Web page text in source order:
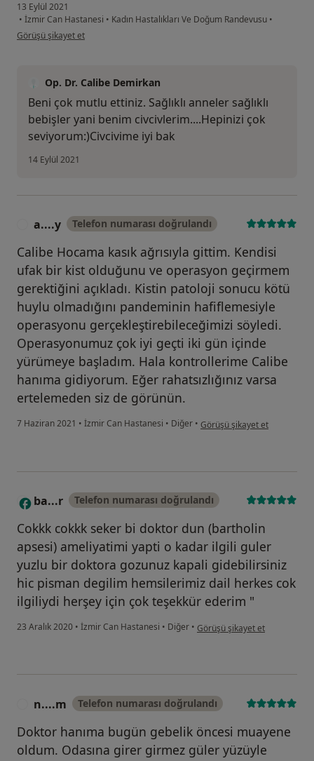
13 Eylül 2021
• İzmir Can Hastanesi • Kadın Hastalıkları Ve Doğum Randevusu •
kullanıcının görüşüne göre bu...n
Görüşü şikayet et
Op. Dr. Calibe Demirkan
Beni çok mutlu ettiniz. Sağlıklı anneler sağlıklı
bebişler yani benim civcivlerim....Hepinizi çok
seviyorum:)Civcivime iyi bak
14 Eylül 2021
a....y Telefon numarası doğrulandı
Calibe Hocama kasık ağrısıyla gittim. Kendisi
ufak bir kist olduğunu ve operasyon geçirmem
gerektiğini açıkladı. Kistin patoloji sonucu kötü
huylu olmadığını pandeminin hafiflemesiyle
operasyonu gerçekleştirebileceğimizi söyledi.
Operasyonumuz çok iyi geçti iki gün içinde
yürümeye başladım. Hala kontrollerime Calibe
hanıma gidiyorum. Eğer rahatsızlığınız varsa
ertelemeden siz de görünün.
7 Haziran 2021 • İzmir Can Hastanesi • Diğer • kullanıcının görüşüne göre
Görüşü şikayet et
B ba...r Telefon numarası doğrulandı
Cokkk cokkk seker bi doktor dun (bartholin
apsesi) ameliyatimi yapti o kadar ilgili guler
yuzlu bir doktora gozunuz kapali gidebilirsiniz
hic pisman degilim hemsilerimiz dail herkes cok
ilgiliydi herşey için çok teşekkür ederim "
23 Aralık 2020 • İzmir Can Hastanesi • Diğer • kullanıcının görüşüne göre
Görüşü şikayet et
n....m Telefon numarası doğrulandı
Doktor hanıma bugün gebelik öncesi muayene
oldum. Odasına girer girmez güler yüzüyle